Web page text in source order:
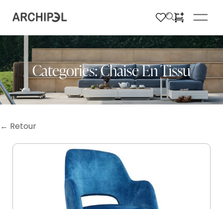
Categories:Chaise En Tissu
← Retour